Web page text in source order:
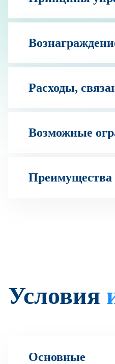
Расходы,
Возможные
Преимущества
Условия
Основные